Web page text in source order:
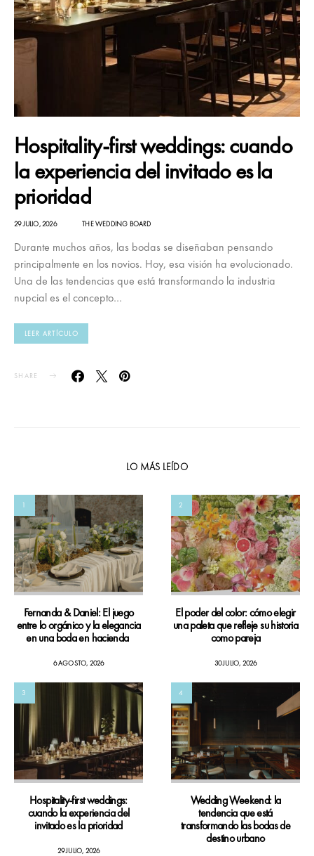
Hospitality-first weddings: cuando
la experiencia del invitado es la
prioridad
29 JULIO, 2026 THE WEDDING BOARD
Durante muchos años, las bodas se diseñaban pensando
principalmente en los novios. Hoy, esa visión ha evolucionado.
Una de las tendencias que está transformando la industria
nupcial es el concepto…
LEER ARTÍCULO
SHARE
LO MÁS LEÍDO
1
Fernanda & Daniel: El juego
entre lo orgánico y la elegancia
en una boda en hacienda
6 AGOSTO, 2026
2
El poder del color: cómo elegir
una paleta que refleje su historia
como pareja
30 JULIO, 2026
3
Hospitality-first weddings:
cuando la experiencia del
invitado es la prioridad
29 JULIO, 2026
4
Wedding Weekend: la
tendencia que está
transformando las bodas de
destino urbano